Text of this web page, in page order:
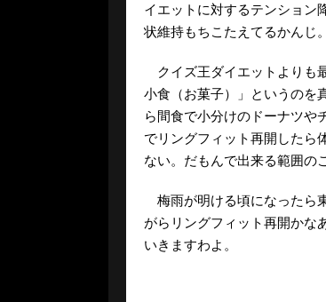
イエットに対するテンション
状維持もちこたえてるかんじ。
クイズ王ダイエットよりも
小食（お菓子）」というのを
ら間食で小分けのドーナツや
でリングフィット再開したら
ない。だもんで出来る範囲の
梅雨が明ける頃になったら
がらリングフィット再開かな
いきますわよ。